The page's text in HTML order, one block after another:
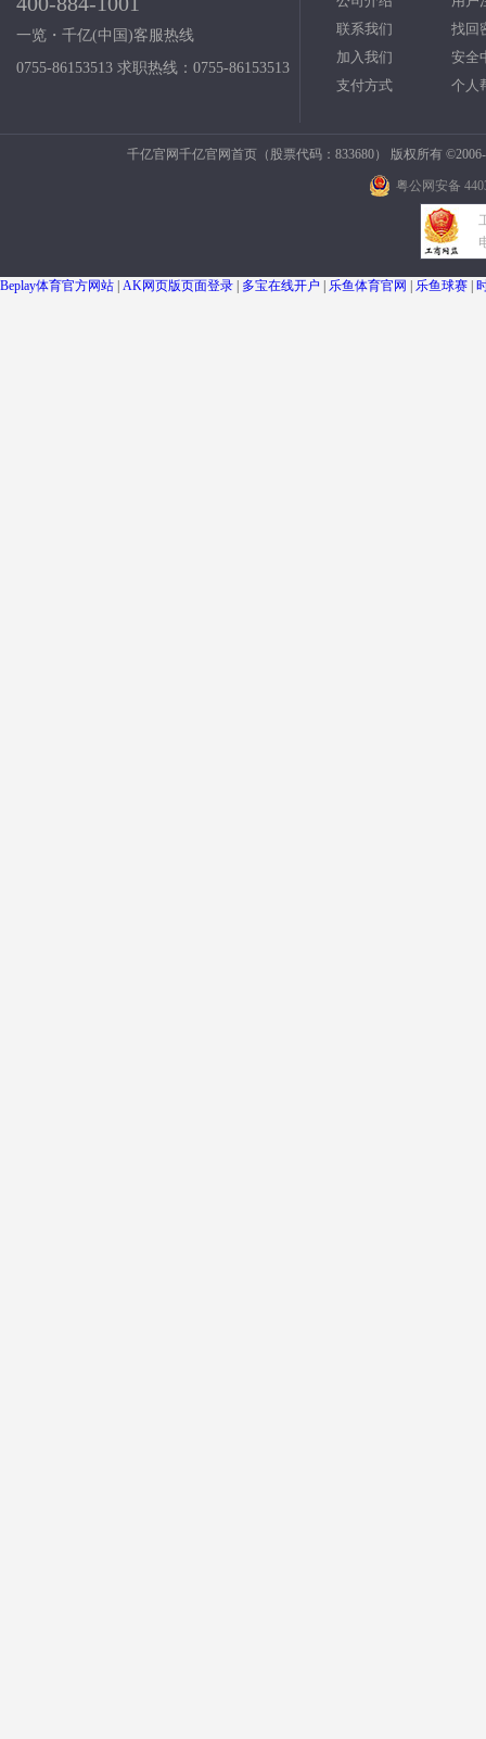
一览・千亿(中国)客服热线
0755-86153513 求职热线：0755-86153513
联系我们
加入我们
支付方式
找回
安全
个人
千亿官网千亿官网首页（股票代码：833680） 版权所有
粤公网安备
Beplay体育官方网站 AK网页版页面登录 多宝在线开户 乐鱼体育官网 乐鱼球赛